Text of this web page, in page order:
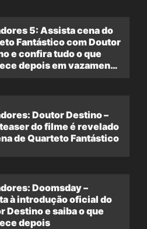
5: Assista cena do
Fantástico com Doutor
e confira tudo o que
depois em vazamento
Doutor Destino –
do filme é revelado
de Quarteto Fantástico
Doomsday –
à introdução oficial do
Destino e saiba o que
depois